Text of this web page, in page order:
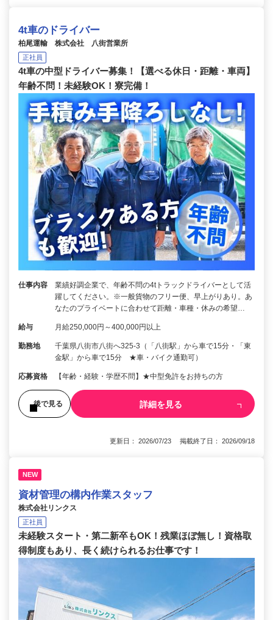
4t車のドライバー
柏尾運輸 株式会社 八街営業所
正社員
4t車の中型ドライバー募集！【選べる休日・距離・車両】
年齢不問！未経験OK！寮完備！
仕事内容
業績好調企業で、年齢不問の4tトラックドライバーとして活
躍してください。※一般貨物のフリー便、早上がりあり。あ
なたのプライベートに合わせて距離・車種・休みの希望…
給与 月給250,000円～400,000円以上
勤務地
千葉県八街市八街へ325-3（「八街駅」から車で15分・「東
金駅」から車で15分 ★車・バイク通勤可）
応募資格 【年齢・経験・学歴不問】★中型免許をお持ちの方
後で見る 詳細を見る
更新日： 2026/07/23 掲載終了日： 2026/09/18
NEW
資材管理の構内作業スタッフ
株式会社リンクス
正社員
未経験スタート・第二新卒もOK！残業ほぼ無し！資格取
得制度もあり、長く続けられるお仕事です！